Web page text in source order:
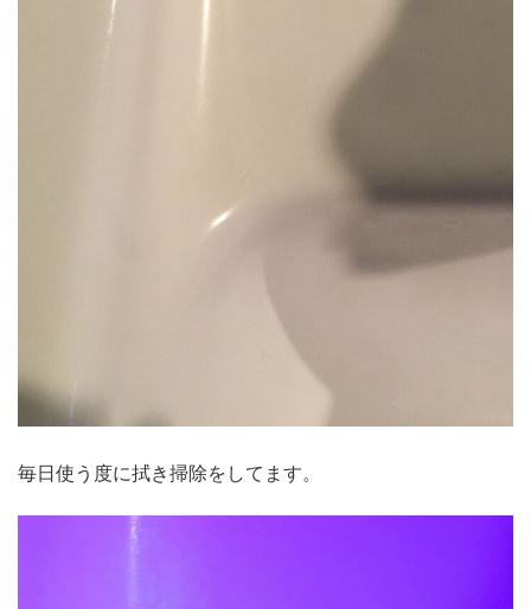
毎日使う度に拭き掃除をしてます。